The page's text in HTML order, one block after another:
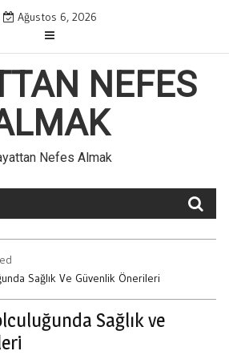
Ağustos 6, 2026
NEFES
Nefes Almak
Sağlık Ve Güvenlik Önerileri
Sağlık ve